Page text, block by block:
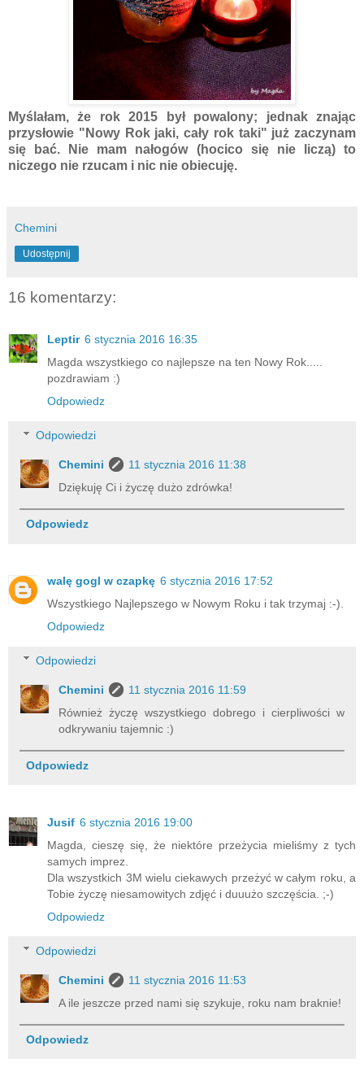
Myślałam, że rok 2015 był powalony; jednak znając
przysłowie "Nowy Rok jaki, cały rok taki" już zaczynam
się bać. Nie mam nałogów (hocico się nie liczą) to
niczego nie rzucam i nic nie obiecuję.
Chemini
Udostępnij
16 komentarzy:
Leptir 6 stycznia 2016 16:35
Magda wszystkiego co najlepsze na ten Nowy Rok.....
pozdrawiam :)
Odpowiedz
Odpowiedzi
Chemini
11 stycznia 2016 11:38
Dziękuję Ci i życzę dużo zdrówka!
Odpowiedz
walę gogl w czapkę 6 stycznia 2016 17:52
Wszystkiego Najlepszego w Nowym Roku i tak trzymaj :-).
Odpowiedz
Odpowiedzi
Chemini
11 stycznia 2016 11:59
Również życzę wszystkiego dobrego i cierpliwości w
odkrywaniu tajemnic :)
Odpowiedz
Jusif 6 stycznia 2016 19:00
Magda, cieszę się, że niektóre przeżycia mieliśmy z tych
samych imprez.
Dla wszystkich 3M wielu ciekawych przeżyć w całym roku, a
Tobie życzę niesamowitych zdjęć i duuużo szczęścia. ;-)
Odpowiedz
Odpowiedzi
Chemini
11 stycznia 2016 11:53
A ile jeszcze przed nami się szykuje, roku nam braknie!
Odpowiedz